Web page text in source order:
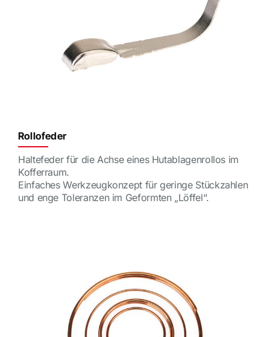
Rollofeder
Haltefeder für die Achse eines Hutablagenrollos im
Kofferraum.
Einfaches Werkzeugkonzept für geringe Stückzahlen
und enge Toleranzen im Geformten „Löffel“.